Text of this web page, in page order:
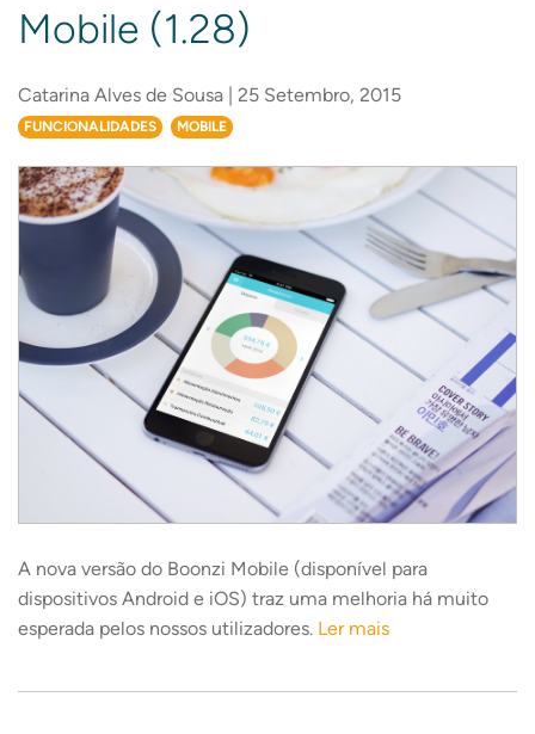
Mobile (1.28)
Catarina Alves de Sousa | 25 Setembro, 2015
FUNCIONALIDADES MOBILE
A nova versão do Boonzi Mobile (disponível para
dispositivos Android e iOS) traz uma melhoria há muito
esperada pelos nossos utilizadores. Ler mais